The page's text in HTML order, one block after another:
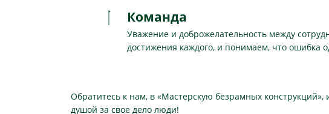
Команда
Уважение и доброжелательность между
достижения каждого, и понимаем, что ошибка
Обратитесь к нам, в «Мастерскую безрамных
душой за свое дело люди!